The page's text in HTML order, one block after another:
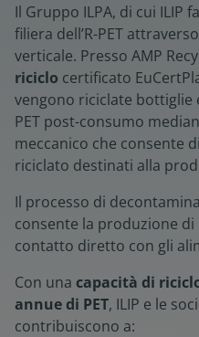
Il Gruppo ILPA, di cui ILIP
filiera dell’R-PET
verticale. Presso AMP
riciclo certificato
vengono riciclate bottiglie
PET post-consumo
meccanico che consente
riciclato destinati alla
Il processo di
consente la produzione di
contatto diretto con gli
Con una capacità di
annue di PET, ILIP e le
contribuiscono a: